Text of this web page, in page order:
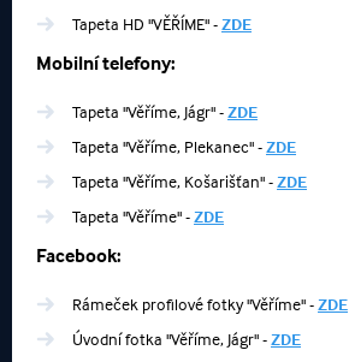
Tapeta HD "VĚŘÍME" -ZDE
Mobilní telefony:
Tapeta "Věříme, Jágr" -ZDE
Tapeta "Věříme, Plekanec" -ZDE
Tapeta "Věříme, Košarišťan" -ZDE
Tapeta "Věříme" -ZDE
Facebook:
Rámeček profilové fotky "Věříme" -ZDE
Úvodní fotka "Věříme, Jágr" -ZDE